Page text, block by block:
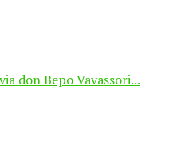
don Bepo Vavassori...